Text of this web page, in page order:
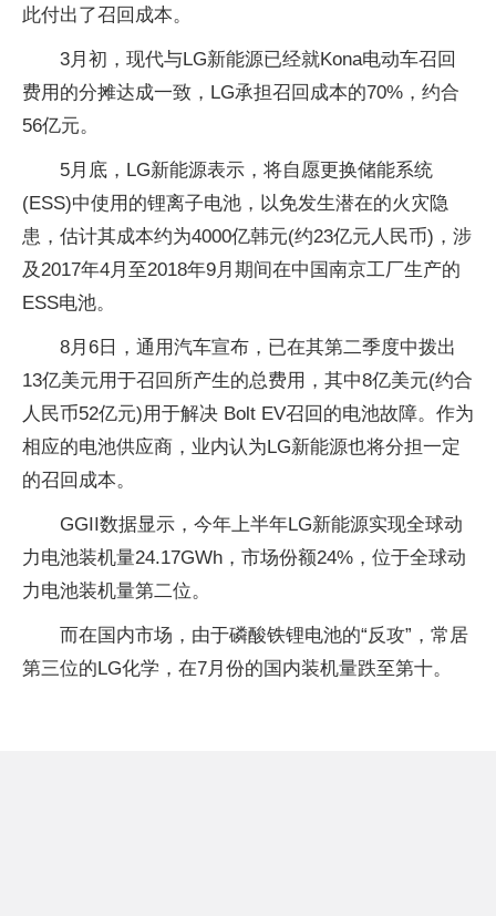
此付出了召回成本。
3月初，现代与LG新能源已经就Kona电动车召回
费用的分摊达成一致，LG承担召回成本的70%，约合
56亿元。
5月底，LG新能源表示，将自愿更换储能系统
(ESS)中使用的锂离子电池，以免发生潜在的火灾隐
患，估计其成本约为4000亿韩元(约23亿元人民币)，涉
及2017年4月至2018年9月期间在中国南京工厂生产的
ESS电池。
8月6日，通用汽车宣布，已在其第二季度中拨出
13亿美元用于召回所产生的总费用，其中8亿美元(约合
人民币52亿元)用于解决 Bolt EV召回的电池故障。作为
相应的电池供应商，业内认为LG新能源也将分担一定
的召回成本。
GGII数据显示，今年上半年LG新能源实现全球动
力电池装机量24.17GWh，市场份额24%，位于全球动
力电池装机量第二位。
而在国内市场，由于磷酸铁锂电池的“反攻”，常居
第三位的LG化学，在7月份的国内装机量跌至第十。